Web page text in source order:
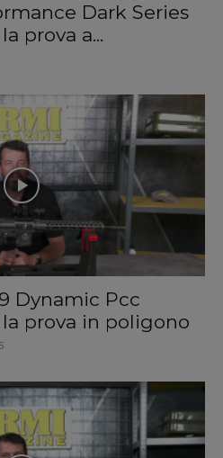
Dark Series
prova a...
Dynamic Pcc
prova in poligono